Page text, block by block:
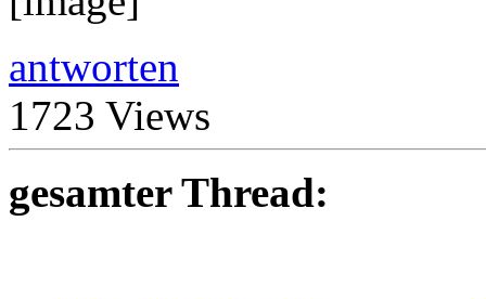
antworten
1723 Views
gesamter Thread: